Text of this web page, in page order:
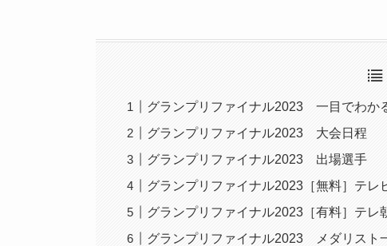
グランプリファイナル2023 一目でわか
グランプリファイナル2023 大会日程
グランプリファイナル2023 出場選手
グランプリファイナル2023［無料］テレ
グランプリファイナル2023［有料］テレ
グランプリファイナル2023 メダリスト